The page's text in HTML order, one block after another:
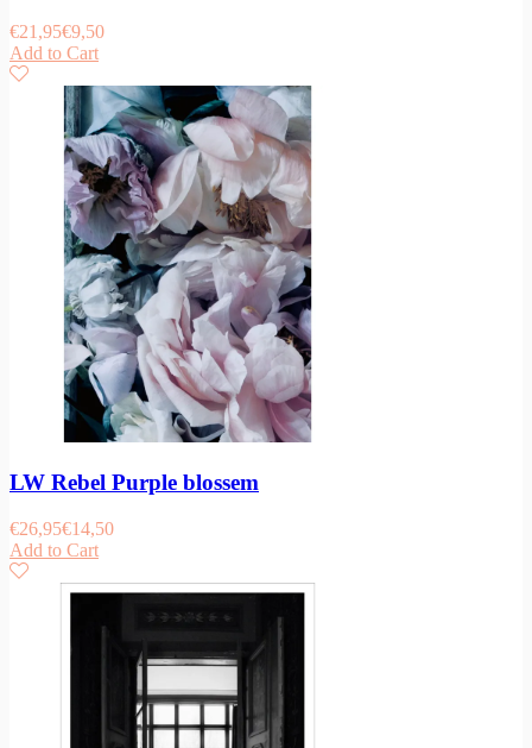
€21,95€9,50
Add to Cart
LW Rebel Purple blossem
€26,95€14,50
Add to Cart